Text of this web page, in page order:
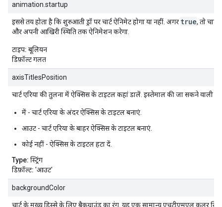
animation.startup
इससे तय होता है कि शुरुआती ड्रॉ पर चार्ट ऐनिमेट होगा या नहीं. अगर true, तो
और अपनी आखिरी स्थिति तक ऐनिमेशन करेगा.
टाइप: बूलियन
डिफ़ॉल्टगलत
axisTitlesPosition
चार्ट एरिया की तुलना में ऐक्सिस के टाइटल कहां डालें. इस्तेमाल की जा सकने वाली
में - चार्ट एरिया के अंदर ऐक्सिस के टाइटल बनाएं.
आउट - चार्ट एरिया के बाहर ऐक्सिस के टाइटल बनाएं.
कोई नहीं - ऐक्सिस के टाइटल हटा दें.
Type: स्ट्रिंग
डिफ़ॉल्ट: 'आउट'
backgroundColor
चार्ट के मुख्य हिस्से के लिए बैकग्राउंड का रंग. यह एक सामान्य एचटीएमएल कलर